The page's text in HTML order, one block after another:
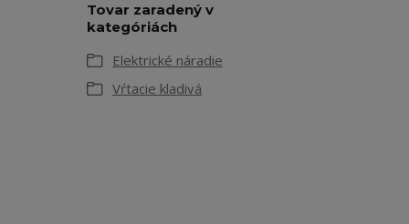
Tovar zaradený v
kategóriách
Elektrické náradie
Vŕtacie kladivá